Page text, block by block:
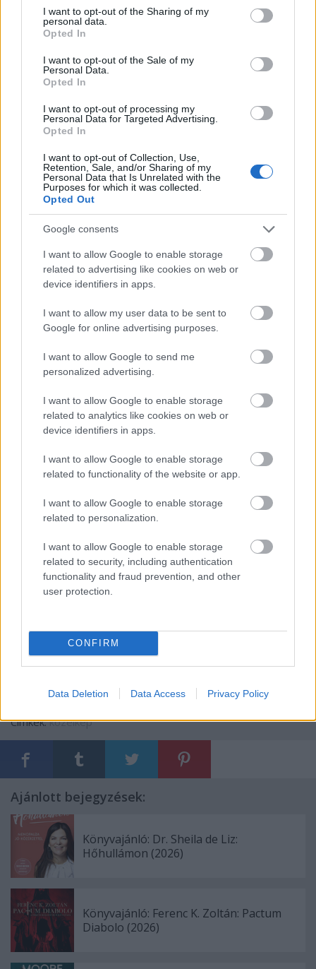
not limited to your visit or usage behaviour. You may click to
grant or deny consent to Google and its third-party tags to
use your data for below specified purposes in below Google
consent section.
I want to opt-out of the Sharing of my
personal data.
Opted In
I want to opt-out of the Sale of my
Personal Data.
Opted In
I want to opt-out of processing my
Personal Data for Targeted Advertising.
Opted In
I want to opt-out of Collection, Use,
Retention, Sale, and/or Sharing of my
Personal Data that Is Unrelated with the
Purposes for which it was collected.
Opted Out
Google consents
I want to allow Google to enable storage
related to advertising like cookies on web or
device identifiers in apps.
I want to allow my user data to be sent to
Google for online advertising purposes.
I want to allow Google to send me
personalized advertising.
I want to allow Google to enable storage
related to analytics like cookies on web or
device identifiers in apps.
I want to allow Google to enable storage
related to functionality of the website or app.
I want to allow Google to enable storage
related to personalization.
I want to allow Google to enable storage
related to security, including authentication
functionality and fraud prevention, and other
user protection.
CONFIRM
Data Deletion Data Access Privacy Policy
The Immigrantgyönyörűen fényképezett, azonban
kissé unalmas film, amit elsősorban a színészi játék
miatt érdemes megnézni. És már el is érkeztünk az
utóbbi évek legjobb és legizgalmasabb projektjéhez,
egy zseniális alkotás, halvány fogalmam sincs
róla, miért nem jelölték a főszerepért Joaquin-t,
megérdemelte volna, de az Akadémia valamiért nem
érezte érdemesnek rá. Azóta elég nagy a csend
körülötte, pedig folyamatosan forgat, azonban
pedig eléggé felejthetőre sikeredett. Idén nem
várhatunk tőle újabb filmet, jövőre azonban több
produkció is tervbe van véve, kíváncsian várjuk, lesz-
e köztük olyan, amelyért végre beteheti a vitrinbe a
régen megéremelt szobrocskát.
Joaquin Phoenix öntörvényű alkotó, aki erősen kilóg
a hollywoodi átlagból, azonban annyira tehetséges,
hogy a karrierje nem törött meg azzal, hogy
többször is szünetet tartott a forgatásokban, és nem
hajlandó részt venni a sajtókampányokban, csak
azokra a rendezvényekre megy el, amelyikre nagyon
muszáj. Elkötelezett állatvédő, vegán életmódot
folytat (tehát nemcsak húst nem eszik, hanem
semmilyen állati eredetű ételt sem), kizárólag olyan
kosztümöt hajlandó felvenni, amelyek állatbarát
anyagokból készültek. Producerként is dolgozik, a
zenélés is a szívügye, vagyis sokoldalú művész, akit
koncentrál, semmi másra. Az alkoholproblémák ők
sem kerülhették el, de önként vonult be egy
a káros szenvedélyétől. Nemzedékének talán a
legjobb színészéről van szó, akinek a habitusában
van valami ördögien angyali, emiatt tökéletesen
alkalmas a bűn és az erény mezsgyéjén
egyensúlyozó karakterek eljátszására, de univerzális
tehetségről van szó, gyakorlatilag bármilyen
szerepet el tud játszani. Mindig élmény nézni az
filmben láthatom majd a közeljövőben, az a fránya
Oscar-díj egyszer pedig úgyis össze fog jönni.
Címkék:közelkép
Ajánlott bejegyzések:
Könyvajánló: Dr. Sheila de Liz:
Hőhullámon (2026)
Könyvajánló: Ferenc K. Zoltán: Pactum
Diabolo (2026)